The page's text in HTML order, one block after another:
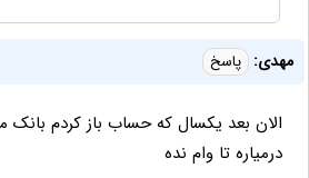
مهدی: پاسخ
الان بعد یکسال که حساب باز کردم بانک
درمیاره تا وام نده